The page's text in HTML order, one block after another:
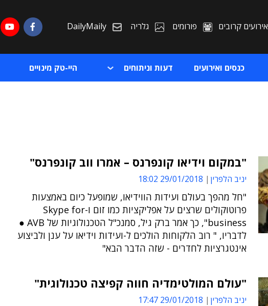
אירועים קרובים פורומים גלריה DailyMaily
כנסים ואירועים דעות וניתוחים היי-טק מינויים
"במקום וידיאו קונפרנס – אמרו ווב קונפרנס"
יניב הלפרין 29/01/2018 18:02
"חל מהפך בעולם ועידות הווידיאו, שמופעל כיום באמצעות
פרוטוקולים שרצים על אפליקציות כמו זום ו-Skype for
business", כך אמר ברק גיל, סמנכ"ל הטכנולוגיות של AVB ●
לדבריו, " רוב הלקוחות הולכים ל-ועידות וידיאו על ענן ולביצוע
אינטגרציות לחדרים - שזה הדבר הבא"
"עולם המולטימדיה חווה קפיצה טכנולוגית"
יניב הלפרין 29/01/2018 17:47